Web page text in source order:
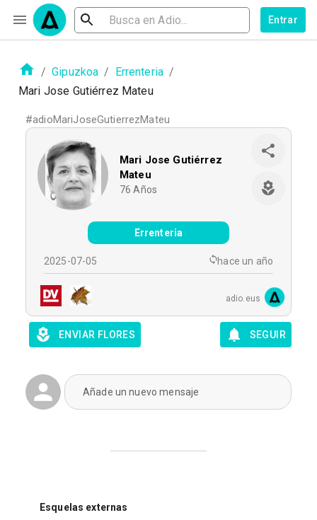
Entrar
/ Gipuzkoa / Errenteria /
Mari Jose Gutiérrez Mateu
#adioMariJoseGutierrezMateu
Mari Jose Gutiérrez
Mateu
76 Años
Errenteria
2025-07-05 hace un año
adio.eus
ENVIAR FLORES SEGUIR
Añade un nuevo mensaje
Esquelas externas